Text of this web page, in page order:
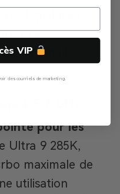
quelques
de ces
la famille
pour les
Ultra 9 285K,
maximale de
utilisation
VIP
des courriels de marketing.